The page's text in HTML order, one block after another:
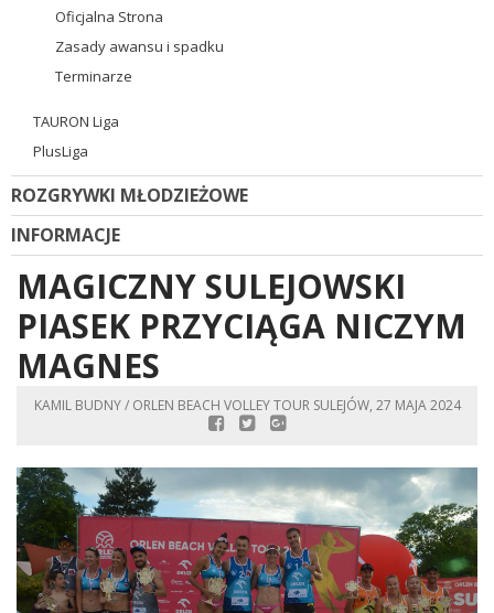
Oficjalna Strona
Zasady awansu i spadku
Terminarze
TAURON Liga
PlusLiga
ROZGRYWKI MŁODZIEŻOWE
INFORMACJE
MAGICZNY SULEJOWSKI
PIASEK PRZYCIĄGA NICZYM
MAGNES
KAMIL BUDNY / ORLEN BEACH VOLLEY TOUR SULEJÓW, 27 MAJA 2024